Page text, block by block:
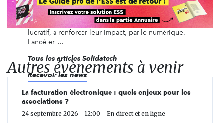
reconnues d’utilité publique, fonds de dotation et
bibliothèques publiques françaises. Nous avons
pour mission d’aider ces organisations à but non
lucratif, à renforcer leur impact, par le numérique.
Lancé en ...
Tous les articles Solidatech
Recevoir les news
Autres évènements à venir
La facturation électronique : quels enjeux pour les
associations ?
24 septembre 2026 - 12:00 - En direct et en ligne